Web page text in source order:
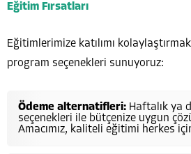
Eğitim Fırsatları
Eğitimlerimize katılımı
program seçenekleri sunuyoruz:
Ödeme alternatifleri: Haftalık ya
seçenekleri ile bütçenize uygun
Amacımız, kaliteli eğitimi herkes